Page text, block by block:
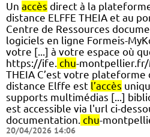
Un accès direct à la
distance ELFFE THEIA et au
Centre de Ressources
logiciels en ligne Formeis-
votre [...] à votre espace où
https://ife. chu-montpellier.fr/
THEIA C’est votre plateforme
distance Elffe est l’accès
supports multimédias [...]
est accessible via l'url ci-
documentation. chu-
20/04/2026 14:06